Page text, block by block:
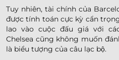
Tuy nhiên, tài chính của
được tính toán cực kỳ cẩn
lao vào cuộc đấu giá với
Chelsea cũng không muốn
là biểu tượng của câu lạc bộ.